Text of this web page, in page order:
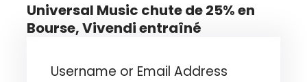
Universal Music chute de 25% en
Bourse, Vivendi entraîné
Username or Email Address